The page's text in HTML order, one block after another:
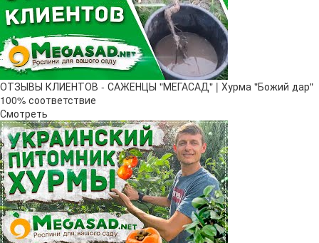
ОТЗЫВЫ КЛИЕНТОВ - САЖЕНЦЫ "МЕГАСАД" | Хурма "Божий дар" ​
100% соответствие
Смотреть